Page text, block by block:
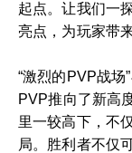
起点。让我们一
亮点，为玩家带
“激烈的PVP战场
PVP推向了新高
里一较高下，不
局。胜利者不仅